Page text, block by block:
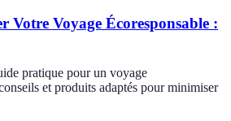
Votre Voyage Écoresponsable :
pratique pour un voyage
et produits adaptés pour minimiser